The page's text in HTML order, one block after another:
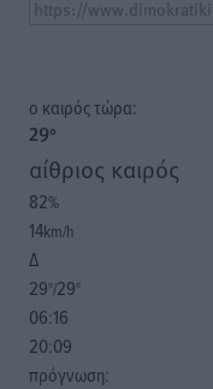
o καιρός τώρα:
29°
αίθριος καιρός
82%
14km/h
Δ
29°/29°
06:16
20:09
πρόγνωση: